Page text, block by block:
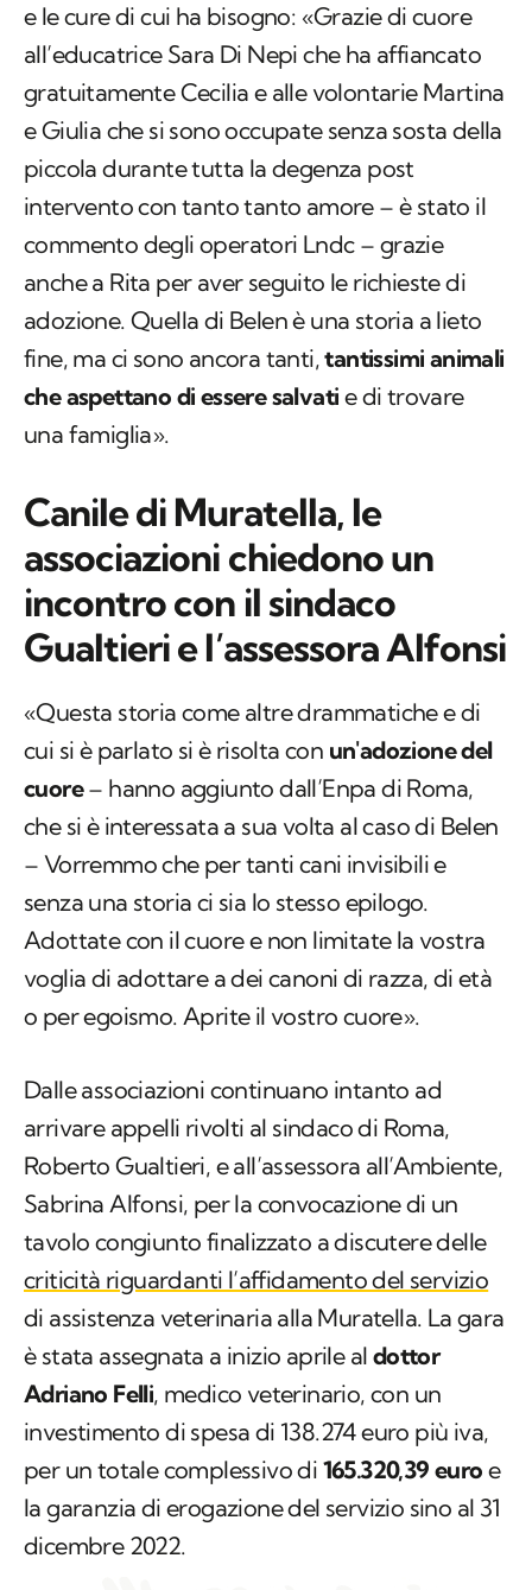
e le cure di cui ha bisogno: «Grazie di cuore
all’educatrice Sara Di Nepi che ha affiancato
gratuitamente Cecilia e alle volontarie Martina
e Giulia che si sono occupate senza sosta della
piccola durante tutta la degenza post
intervento con tanto tanto amore – è stato il
commento degli operatori Lndc – grazie
anche a Rita per aver seguito le richieste di
adozione. Quella di Belen è una storia a lieto
fine, ma ci sono ancora tanti,tantissimi animali
che aspettano di essere salvati e di trovare
una famiglia».
Canile di Muratella, le
associazioni chiedono un
incontro con il sindaco
Gualtieri e l’assessora Alfonsi
«Questa storia come altre drammatiche e di
cui si è parlato si è risolta con un'adozione del
cuore– hanno aggiunto dall’Enpa di Roma,
che si è interessata a sua volta al caso di Belen
– Vorremmo che per tanti cani invisibili e
senza una storia ci sia lo stesso epilogo.
Adottate con il cuore e non limitate la vostra
voglia di adottare a dei canoni di razza, di età
o per egoismo. Aprite il vostro cuore».
Dalle associazioni continuano intanto ad
arrivare appelli rivolti al sindaco di Roma,
Roberto Gualtieri, e all’assessora all’Ambiente,
Sabrina Alfonsi, per la convocazione di un
tavolo congiunto finalizzato a discutere delle
criticità riguardanti l’affidamento del servizio
di assistenza veterinaria alla Muratella. La gara
è stata assegnata a inizio aprile al dottor
Adriano Felli, medico veterinario, con un
investimento di spesa di 138.274 euro più iva,
per un totale complessivo di 165.320,39 euro e
la garanzia di erogazione del servizio sino al 31
dicembre 2022.